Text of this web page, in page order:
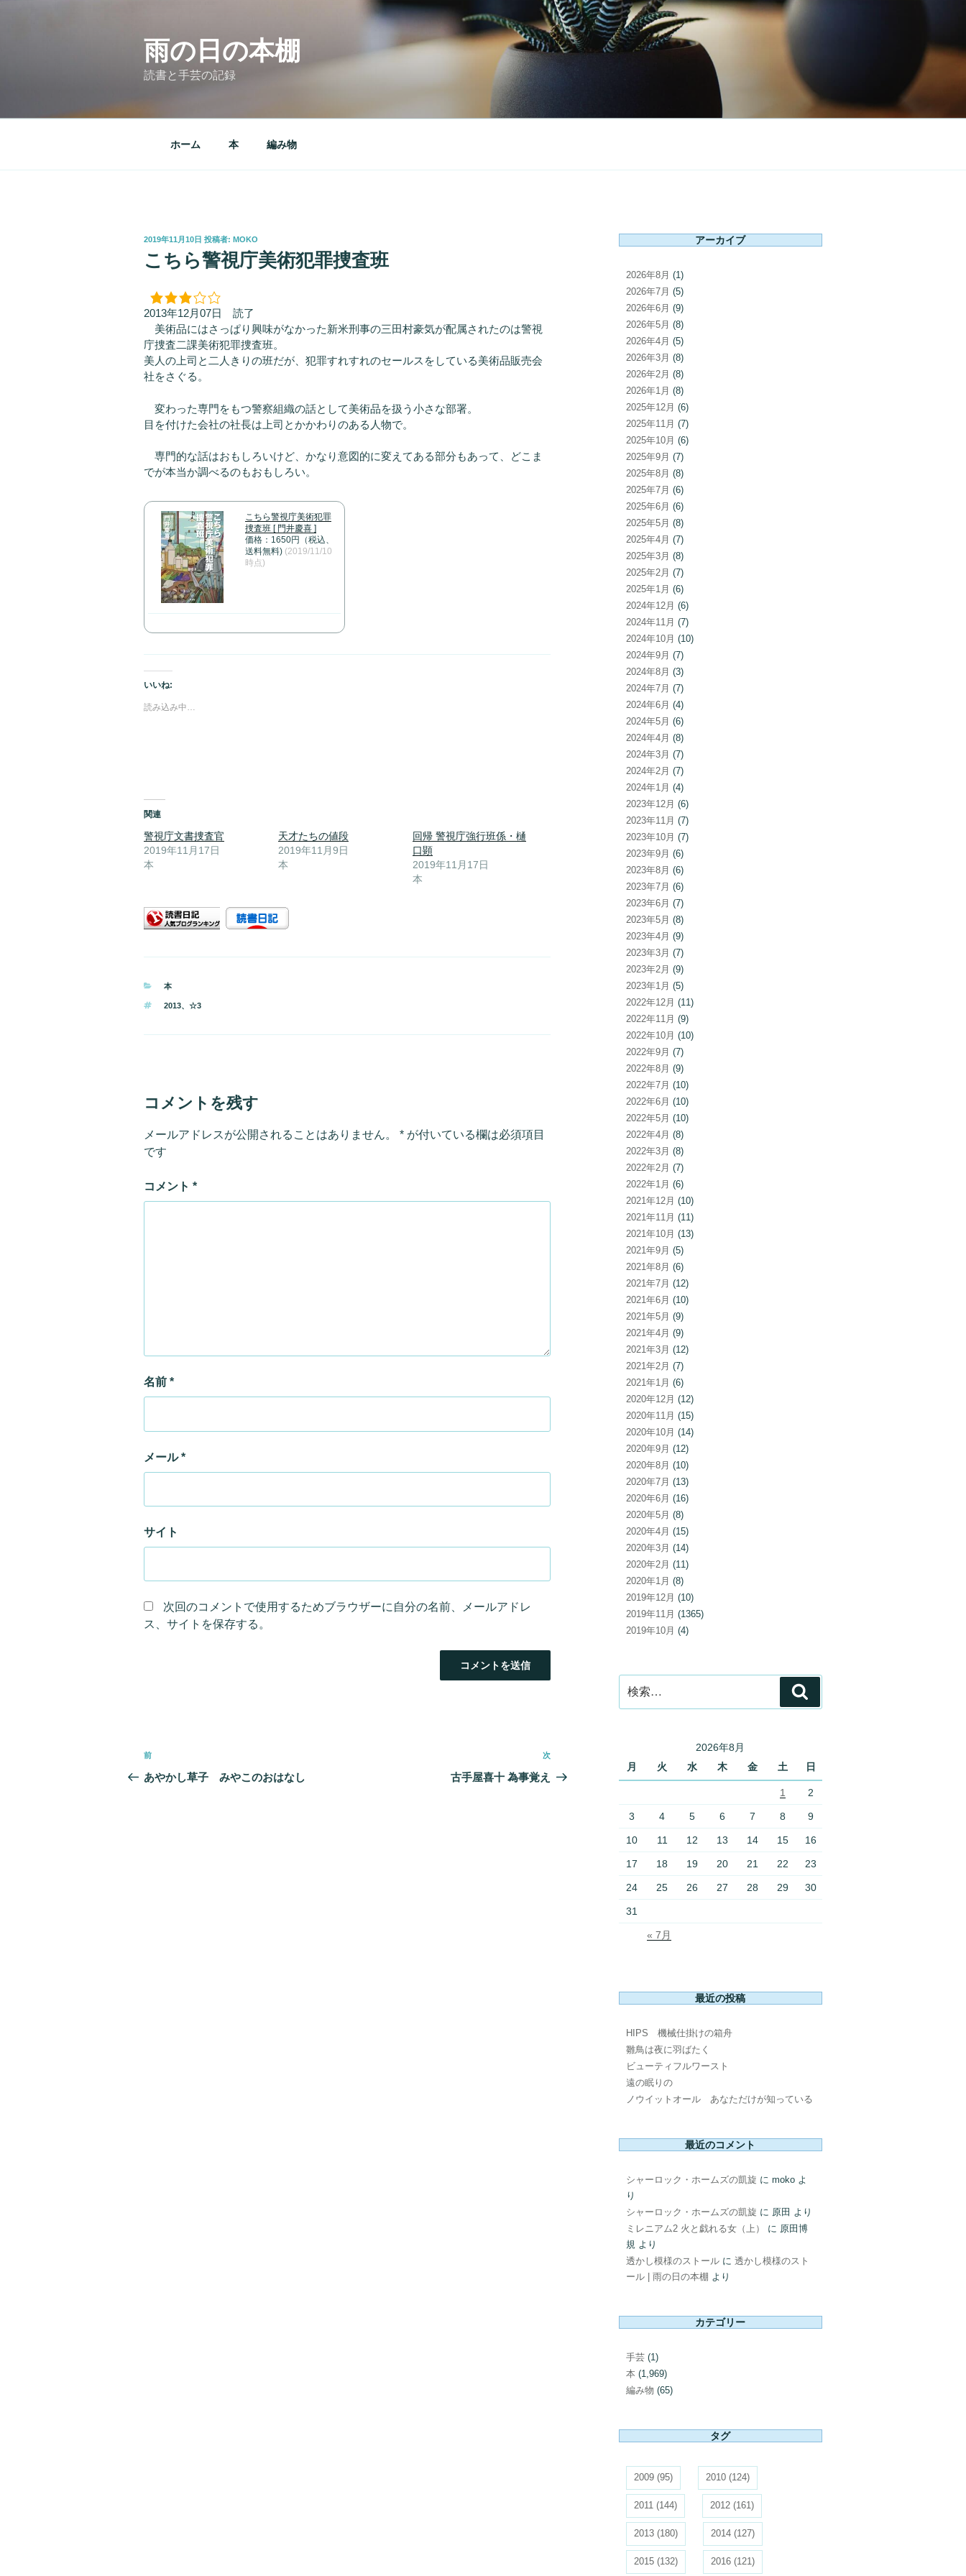
雨の日の本棚
読書と手芸の記録
ホーム 本 編み物
投
2019年11月10日 投稿者: MOKO
こちら警視庁美術犯罪捜査班
2013年12月07日 読了
美術品にはさっぱり興味がなかった新米刑事の三田村豪気が配属されたのは警視
庁捜査二課美術犯罪捜査班。
美人の上司と二人きりの班だが、犯罪すれすれのセールスをしている美術品販売会
社をさぐる。
変わった専門をもつ警察組織の話として美術品を扱う小さな部署。
目を付けた会社の社長は上司とかかわりのある人物で。
専門的な話はおもしろいけど、かなり意図的に変えてある部分もあって、どこま
でが本当か調べるのもおもしろい。
こちら警視庁美術犯罪
捜査班 [ 門井慶喜 ]
価格：1650円（税込、
送料無料) (2019/11/10
時点)
いいね:
読み込み中…
関連
警視庁文書捜査官
2019年11月17日
本
天才たちの値段
2019年11月9日
本
回帰 警視庁強行班係・樋
口顕
2019年11月17日
本
カ
ゴ
本
タ
2013、 ☆3
コメントを残す
メールアドレスが公開されることはありません。 * が付いている欄は必須項目
です
コメント *
名前 *
メール*
サイト
次回のコメントで使用するためブラウザーに自分の名前、メールアドレ
ス、サイトを保存する。
ナ
前
の
前
あやかし草子 みやこのおはなし
次
の
次
古手屋喜十 為事覚え
アーカイブ
2026年8月 (1)
2026年7月 (5)
2026年6月 (9)
2026年5月 (8)
2026年4月 (5)
2026年3月 (8)
2026年2月 (8)
2026年1月 (8)
2025年12月 (6)
2025年11月 (7)
2025年10月 (6)
2025年9月 (7)
2025年8月 (8)
2025年7月 (6)
2025年6月 (6)
2025年5月 (8)
2025年4月 (7)
2025年3月 (8)
2025年2月 (7)
2025年1月 (6)
2024年12月 (6)
2024年11月 (7)
2024年10月 (10)
2024年9月 (7)
2024年8月 (3)
2024年7月 (7)
2024年6月 (4)
2024年5月 (6)
2024年4月 (8)
2024年3月 (7)
2024年2月 (7)
2024年1月 (4)
2023年12月 (6)
2023年11月 (7)
2023年10月 (7)
2023年9月 (6)
2023年8月 (6)
2023年7月 (6)
2023年6月 (7)
2023年5月 (8)
2023年4月 (9)
2023年3月 (7)
2023年2月 (9)
2023年1月 (5)
2022年12月 (11)
2022年11月 (9)
2022年10月 (10)
2022年9月 (7)
2022年8月 (9)
2022年7月 (10)
2022年6月 (10)
2022年5月 (10)
2022年4月 (8)
2022年3月 (8)
2022年2月 (7)
2022年1月 (6)
2021年12月 (10)
2021年11月 (11)
2021年10月 (13)
2021年9月 (5)
2021年8月 (6)
2021年7月 (12)
2021年6月 (10)
2021年5月 (9)
2021年4月 (9)
2021年3月 (12)
2021年2月 (7)
2021年1月 (6)
2020年12月 (12)
2020年11月 (15)
2020年10月 (14)
2020年9月 (12)
2020年8月 (10)
2020年7月 (13)
2020年6月 (16)
2020年5月 (8)
2020年4月 (15)
2020年3月 (14)
2020年2月 (11)
2020年1月 (8)
2019年12月 (10)
2019年11月 (1365)
2019年10月 (4)
索:
索
2026年8月
月
火 水 木 金 土 日
1 2
3 4 5 6 7 8 9
10 11 12 13 14 15 16
17 18 19 20 21 22 23
24 25 26 27 28 29 30
31
« 7月
最近の投稿
HIPS 機械仕掛けの箱舟
雛鳥は夜に羽ばたく
ビューティフルワースト
遠の眠りの
ノウイットオール あなただけが知っている
最近のコメント
シャーロック・ホームズの凱旋 に mokoよ
り
シャーロック・ホームズの凱旋 に 原田 より
ミレニアム2 火と戯れる女（上）
に 原田博
規より
透かし模様のストールに 透かし模様のスト
ール | 雨の日の本棚 より
カテゴリー
手芸(1)
本 (1,969)
編み物 (65)
タグ
2009(95) 2010(124)
2011(144) 2012(161)
2013(180) 2014(127)
2015(132) 2016(121)